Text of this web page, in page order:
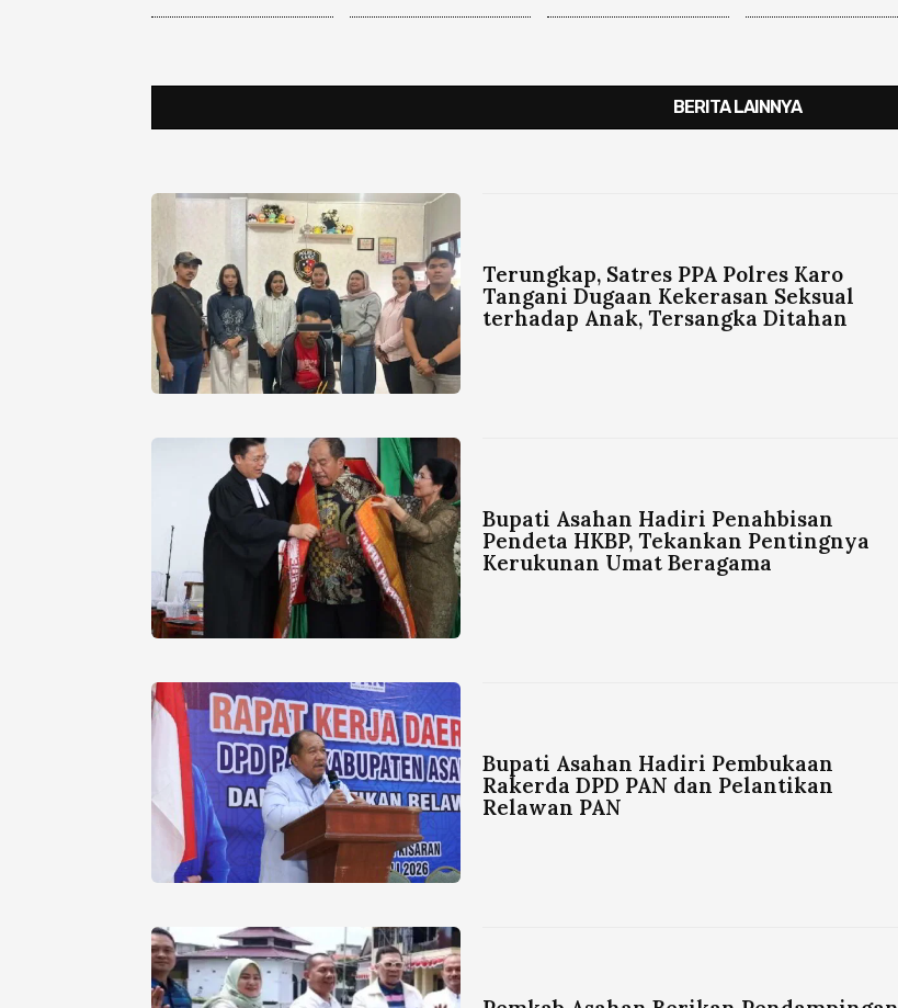
BERITA LAINNYA
Terungkap, Satres PPA Polres Karo
Tangani Dugaan Kekerasan Seksual
terhadap Anak, Tersangka Ditahan
Bupati Asahan Hadiri Penahbisan
Pendeta HKBP, Tekankan Pentingnya
Kerukunan Umat Beragama
Bupati Asahan Hadiri Pembukaan
Rakerda DPD PAN dan Pelantikan
Relawan PAN